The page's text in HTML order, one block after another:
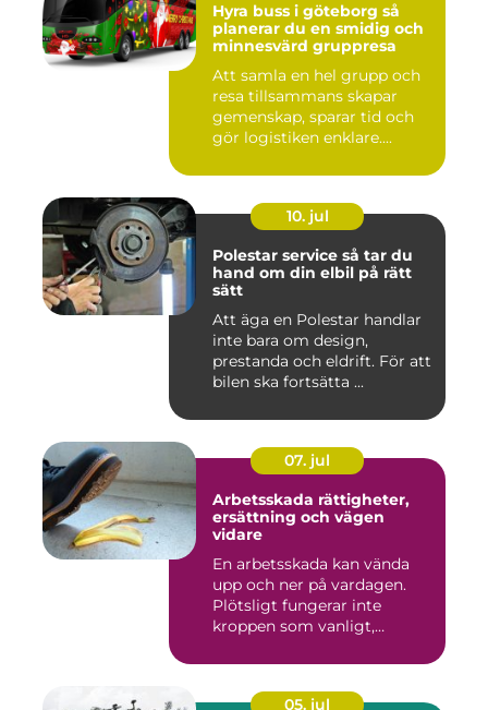
Hyra buss i göteborg så
planerar du en smidig och
minnesvärd gruppresa
Att samla en hel grupp och
resa tillsammans skapar
gemenskap, sparar tid och
gör logistiken enklare....
10. jul
Polestar service så tar du
hand om din elbil på rätt
sätt
Att äga en Polestar handlar
inte bara om design,
prestanda och eldrift. För att
bilen ska fortsätta ...
07. jul
Arbetsskada rättigheter,
ersättning och vägen
vidare
En arbetsskada kan vända
upp och ner på vardagen.
Plötsligt fungerar inte
kroppen som vanligt,
05. jul